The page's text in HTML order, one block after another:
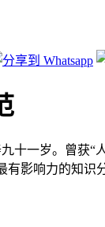
十一岁。曾获
影响力的知识